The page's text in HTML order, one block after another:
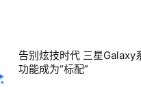
涌，并调节市电电压，正
提升了输出电压的稳定性和
验，在突然断电时，
的正常运行是绰绰有余，
告别炫技时代 三星Galaxy
功能成为“标配”